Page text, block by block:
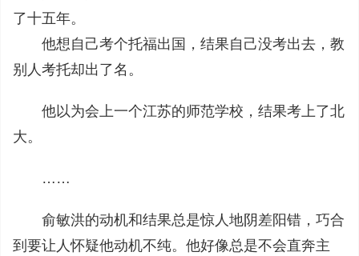
了十五年。
他想自己考个托福出国，结果自己没考出去，教
别人考托却出了名。
他以为会上一个江苏的师范学校，结果考上了北
大。
……
俞敏洪的动机和结果总是惊人地阴差阳错，巧合
到要让人怀疑他动机不纯。他好像总是不会直奔主